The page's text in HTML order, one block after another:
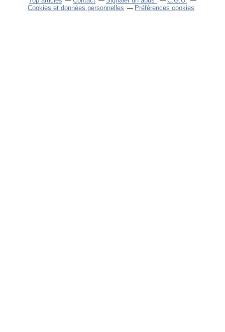
Cookies et données personnelles
Préférences cookies